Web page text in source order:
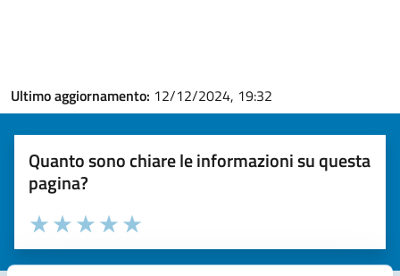
Ultimo aggiornamento: 12/12/2024, 19:32
Quanto sono chiare le informazioni su questa
pagina?
Valuta la chiarezza delle informazioni (da 1 a 5 stelle)
Seleziona il numero di stelle per valutare la chiarezza delle
Valuta 5 stelle su 5
Valuta 4 stelle su 5
Valuta 3 stelle su 5
Valuta 2 stelle su 5
Valuta 1 stelle su 5